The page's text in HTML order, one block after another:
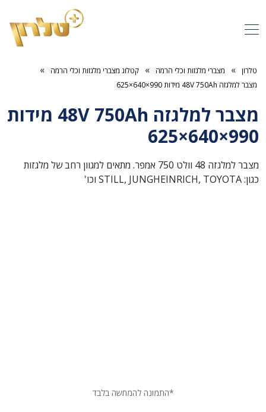
טלרון » מצברי מלגזות וכלי הרמה » קטלוג מצברי מלגזות וכלי הרמה »
מצבר למלגזה 48V 750Ah מידות 990×640×625
מצבר למלגזה 48V 750Ah מידות
990×640×625
מצבר למלגזה 48 וולט 750 אמפר. מתאים למגוון רחב של מלגזות
כגון: STILL, JUNGHEINRICH, TOYOTA וכו'
*התמונה להמחשה בלבד